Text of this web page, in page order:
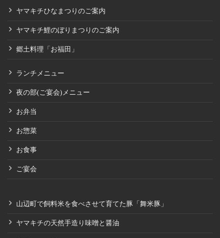
ヤマキチひなまつりのご案内
ヤマキチ鯉のぼりまつりのご案内
郷土料理「お福田」
ランチメニュー
夜の部(ご宴会)メニュー
お弁当
お惣菜
お食事
ご宴会
山辺町で飼料米を食べさせて育てた豚「舞米豚」
ヤマキチの天然手造り味噌と醤油